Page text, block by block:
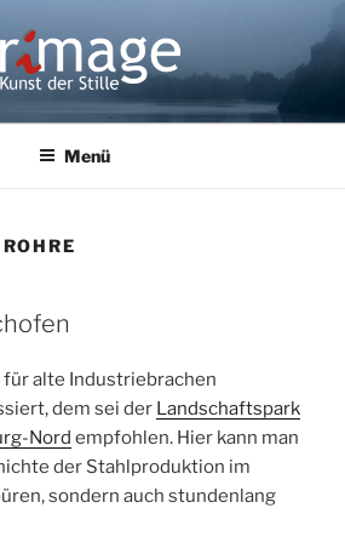
Menü
ROHRE
für alte Industriebrachen
dem sei der Landschaftspark
Nord empfohlen. Hier kann man
der Stahlproduktion im
sondern auch stundenlang